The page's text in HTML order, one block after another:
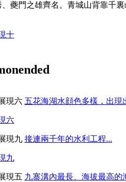
夔門之雄齊名。青城山背靠千
十
五花海湖水顔色多樣，出現
六
接連兩千年的水利工程...
九
九寨溝內最長、海拔最高的